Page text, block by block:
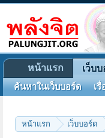
หน้าแรก เว็บบอร์ด
หน้าแรก เว็บ
ค้นหาในเว็บบอร์ด เรื่